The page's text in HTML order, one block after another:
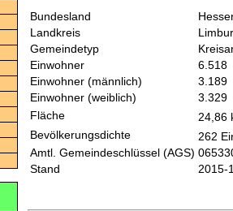
Bundesland
Landkreis
Gemeindetyp
Einwohner
6.518
Einwohner (männlich)
3.189
Einwohner (weiblich)
3.329
Fläche
24,86
Bevölkerungsdichte
262
Amtl. Gemeindeschlüssel (AGS)
Stand
2015-